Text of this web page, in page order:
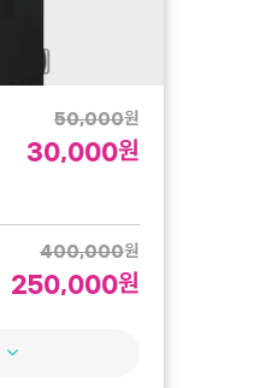
50,000원
30,000원
400,000원
250,000원